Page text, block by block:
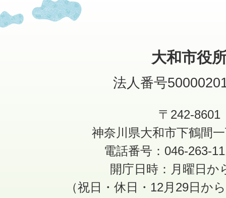
大和市役
法人番号
〒242-8601
神奈川県大和市下鶴間
電話番号：046-263-
開庁日時：月曜日か
（祝日・休日・12月29日か